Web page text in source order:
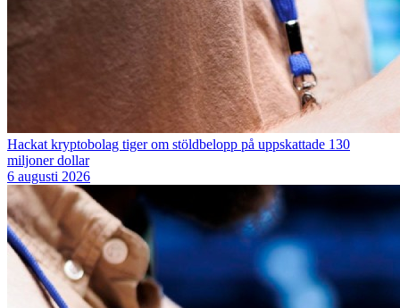
Hackat kryptobolag tiger om stöldbelopp på uppskattade 130
miljoner dollar
6 augusti 2026